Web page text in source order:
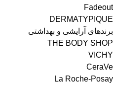
Fadeout
DERMATYPIQUE
برندهای آرایشی و بهداشتی
THE BODY SHOP
VICHY
CeraVe
La Roche-Posay